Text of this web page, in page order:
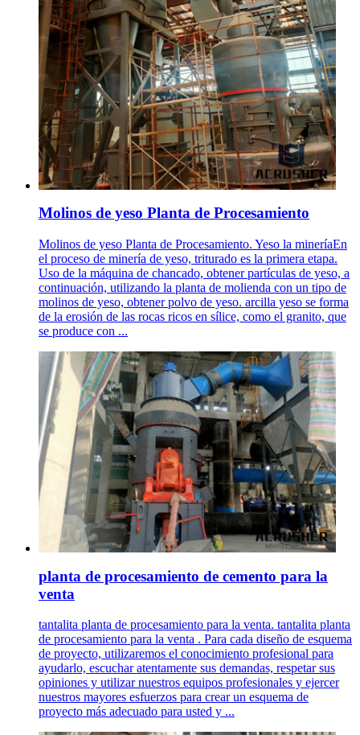
Molinos de yeso Planta de Procesamiento
Molinos de yeso Planta de Procesamiento. Yeso la mineríaEn
el proceso de minería de yeso, triturado es la primera etapa.
Uso de la máquina de chancado, obtener partículas de yeso, a
continuación, utilizando la planta de molienda con un tipo de
molinos de yeso, obtener polvo de yeso. arcilla yeso se forma
de la erosión de las rocas ricos en sílice, como el granito, que
se produce con ...
planta de procesamiento de cemento para la
venta
tantalita planta de procesamiento para la venta. tantalita planta
de procesamiento para la venta . Para cada diseño de esquema
de proyecto, utilizaremos el conocimiento profesional para
ayudarlo, escuchar atentamente sus demandas, respetar sus
opiniones y utilizar nuestros equipos profesionales y ejercer
nuestros mayores esfuerzos para crear un esquema de
proyecto más adecuado para usted y ...